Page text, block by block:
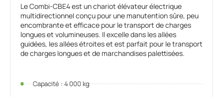
Le Combi-CBE4 est un chariot élévateur électrique
multidirectionnel conçu pour une manutention sûre, peu
encombrante et efficace pour le transport de charges
longues et volumineuses. Il excelle dans les allées
guidées, les allées étroites et est parfait pour le transport
de charges longues et de marchandises palettisées.
Capacité : 4 000 kg